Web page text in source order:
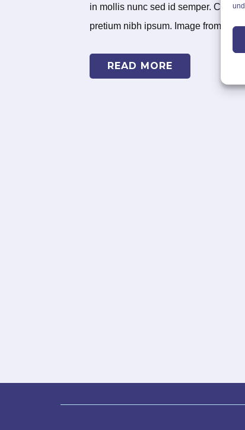
in mollis nunc sed id semper. Cras
pretium nibh ipsum. Image from
READ MORE